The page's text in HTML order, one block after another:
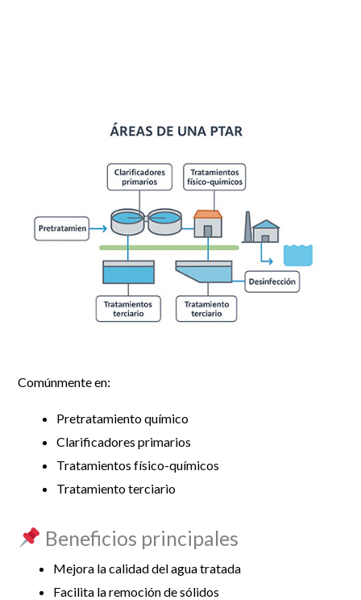
Comúnmente en:
Pretratamiento químico
Clarificadores primarios
Tratamientos físico-químicos
Tratamiento terciario
Beneficios principales
Mejora la calidad del agua tratada
Facilita la remoción de sólidos